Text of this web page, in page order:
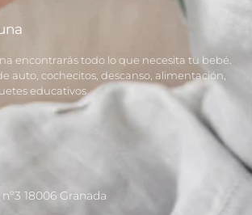
encontrarás todo lo que necesita tu bebé.
auto, cochecitos, descanso, alimentación,
educativos
18006 Granada